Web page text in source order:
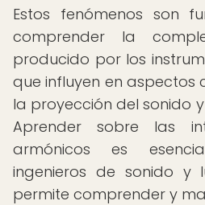
Estos fenómenos son
comprender la
producido por los
que influyen en aspectos
la proyección del sonido
Aprender sobre las
armónicos es
ingenieros de sonido y
permite comprender y